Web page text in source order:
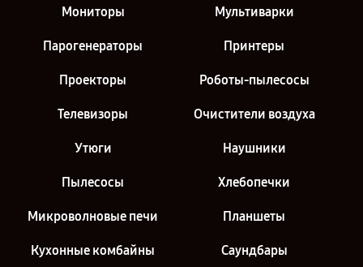
Мониторы Мультиварки
Парогенераторы Принтеры
Проекторы Роботы-пылесосы
Телевизоры Очистители воздуха
Утюги Наушники
Пылесосы Хлебопечки
Микроволновые печи Планшеты
Кухонные комбайны Саундбары